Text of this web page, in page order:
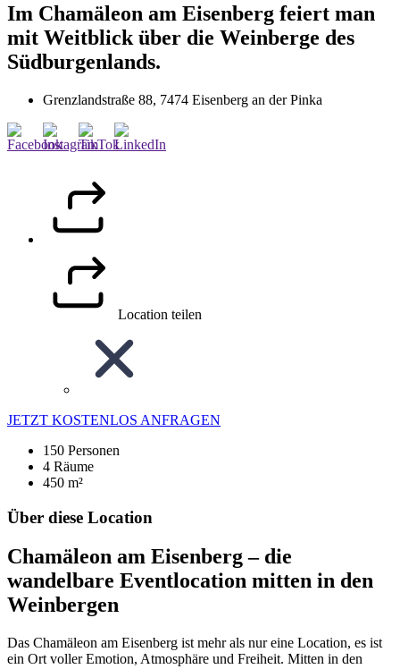
Im Chamäleon am Eisenberg feiert man
mit Weitblick über die Weinberge des
Südburgenlands.
Grenzlandstraße 88, 7474 Eisenberg an der Pinka
Location teilen
JETZT KOSTENLOS ANFRAGEN
150 Personen
4 Räume
450 m²
Über diese Location
Chamäleon am Eisenberg – die
wandelbare Eventlocation mitten in den
Weinbergen
Das Chamäleon am Eisenberg ist mehr als nur eine Location, es ist
ein Ort voller Emotion, Atmosphäre und Freiheit. Mitten in den